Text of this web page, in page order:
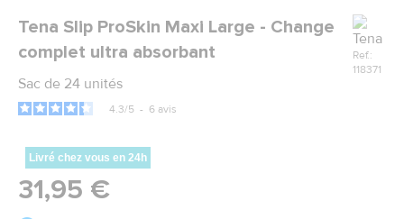
Tena Slip ProSkin Maxi Large - Change
complet ultra absorbant
Sac de 24 unités
Marque
Ref.:
118371
4.3/5 - 6 avis
Livré chez vous en 24h
31,95 €